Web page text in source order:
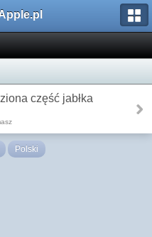
część jabłka
Polski